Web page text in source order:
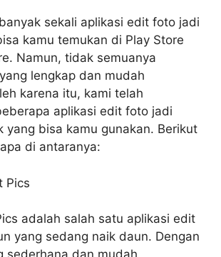
sekali aplikasi edit foto jadi
kamu temukan di Play Store
Namun, tidak semuanya
lengkap dan mudah
karena itu, kami telah
aplikasi edit foto jadi
yang bisa kamu gunakan. Berikut
di antaranya:
Pics
adalah salah satu aplikasi edit
yang sedang naik daun. Dengan
sederhana dan mudah